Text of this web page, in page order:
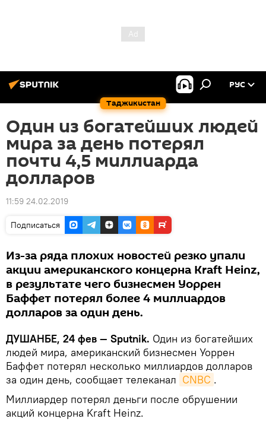
Таджикистан
РУС
Один из богатейших людей
мира за день потерял
почти 4,5 миллиарда
долларов
11:59 24.02.2019
Подписаться
Из-за ряда плохих новостей резко упали
акции американского концерна Kraft Heinz,
в результате чего бизнесмен Уоррен
Баффет потерял более 4 миллиардов
долларов за один день.
ДУШАНБЕ, 24 фев — Sputnik. Один из богатейших
людей мира, американский бизнесмен Уоррен
Баффет потерял несколько миллиардов долларов
за один день, сообщает телеканал CNBC .
Миллиардер потерял деньги после обрушении
акций концерна Kraft Heinz.